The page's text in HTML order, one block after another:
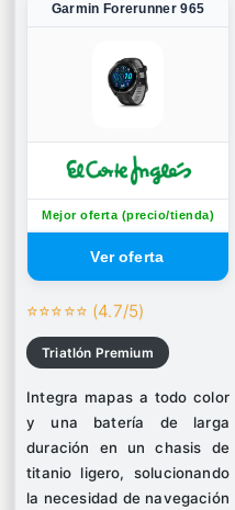
Garmin Forerunner 965
Mejor oferta (precio/tienda)
⭐⭐⭐⭐⭐ (4.7/5)
Triatlón Premium
Integra mapas a todo color
y una batería de larga
duración en un chasis de
titanio ligero, solucionando
la necesidad de navegación